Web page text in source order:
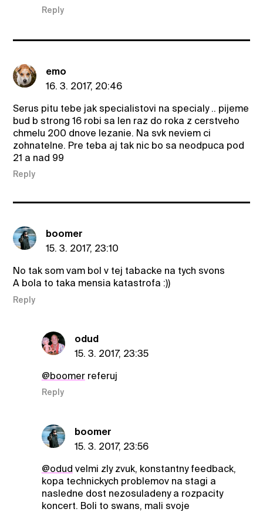
Reply
emo
16. 3. 2017, 20:46
Serus pitu tebe jak specialistovi na specialy .. pijeme
bud b strong 16 robi sa len raz do roka z cerstveho
chmelu 200 dnove lezanie. Na svk neviem ci
zohnatelne. Pre teba aj tak nic bo sa neodpuca pod
21 a nad 99
Reply
boomer
15. 3. 2017, 23:10
No tak som vam bol v tej tabacke na tych svons
A bola to taka mensia katastrofa :))
Reply
odud
15. 3. 2017, 23:35
@boomerreferuj
Reply
boomer
15. 3. 2017, 23:56
@odud velmi zly zvuk, konstantny feedback,
kopa technickych problemov na stagi a
nasledne dost nezosuladeny a rozpacity
koncert. Boli to swans, mali svoje